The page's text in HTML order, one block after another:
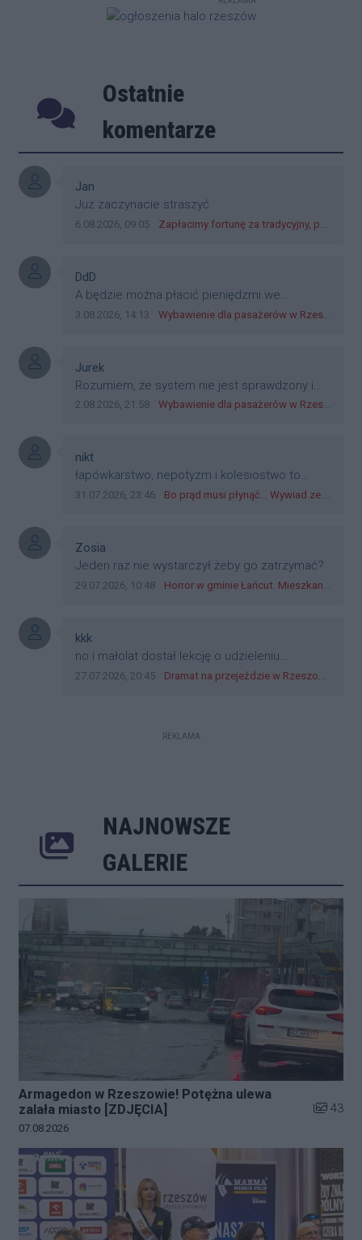
instalację monitoringu. Jedną z
najważniejszych zmian będzie
Ostatnie
komentarze
Autor komentarza:
Jan
Treść komentarza:
Juz zaczynacie straszyć
Data dodania komentarza:
6.08.2026, 09:05 Źródło komentarza:
Zapłacimy fortunę za tradycyjny, polski obiad?! Ceny ziemniaków w skupach skoczyły o 265 procent!
Autor komentarza:
DdD
Treść komentarza:
A będzie można płacić pieniędzmi we
wszystkich? Bo banknoty emitowane przez
plastik czy inne bliki. Zakrawa na
dyskryminację.
Data dodania komentarza:
3.08.2026, 14:13 Źródło komentarza:
Wybawienie dla pasażerów w Rzeszowie? W mieście ruszyły testy nowego rozwiązania
Autor komentarza:
Jurek
Treść komentarza:
Rozumiem, że system nie jest sprawdzony i
przetestowany. Wybieram się z mim młodym
przejazdów dadzą radę. Albo ogarną, jak to
teraz młode ludzie mówią.
Data dodania komentarza:
2.08.2026, 21:58 Źródło komentarza:
Wybawienie dla pasażerów w Rzeszowie? W mieście ruszyły testy nowego rozwiązania
Autor komentarza:
nikt
Treść komentarza:
łapówkarstwo, nepotyzm i kolesiostwo to
norma w pge dystrybucja rzeszów, takie ***e
zagorzali pisowcy
Data dodania komentarza:
31.07.2026, 23:46 Źródło komentarza:
Bo prąd musi płynąć... Wywiad ze Zbigniewem Możdżeniem - Dyrektorem Generalnym Oddziału PGE Dystrybucja w Rzeszowie
Autor komentarza:
Zosia
Treść komentarza:
Jeden raz nie wystarczył żeby go zatrzymać?
Data dodania komentarza:
29.07.2026, 10:48 Źródło komentarza:
Horror w gminie Łańcut. Mieszkaniec Rzeszowa terroryzował rodzinę nożem i zaatakował policjantów! [VIDEO]
Autor komentarza:
kkk
Treść komentarza:
no i małolat dostał lekcję o udzieleniu
pierwszeństwa
Data dodania komentarza:
27.07.2026, 20:45 Źródło komentarza:
Dramat na przejeździe w Rzeszowie. 16-latek na hulajnodze wjechał wprost pod szynobus
REKLAMA
NAJNOWSZE
GALERIE
Armagedon w Rzeszowie! Potężna ulewa
zalała miasto [ZDJĘCIA]
Liczba
43
Data dodania galerii:
07.08.2026